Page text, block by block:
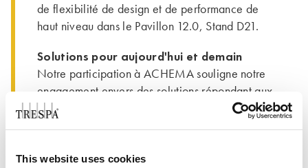
This website uses cookies
de flexibilité de design et de performance de
haut niveau dans le Pavillon 12.0, Stand D21.
Solutions pour aujourd'hui et demain
Notre participation à ACHEMA souligne notre
engagement envers des solutions répondant aux
exigences actuelles et anticipant les défis futurs.
durabilité et adaptabilité pour soutenir les